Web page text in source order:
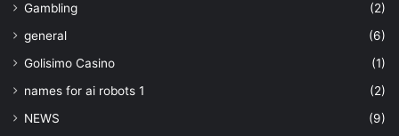
Gambling
(2)
general
(6)
Golisimo Casino
(1)
names for ai robots 1
(2)
NEWS
(9)